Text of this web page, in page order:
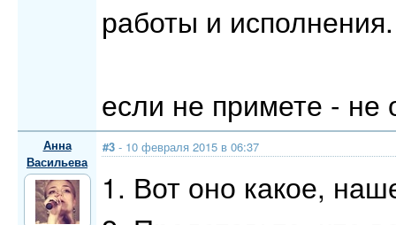
работы и исполнения.
если не примете - не
Анна
Васильева
#3 - 10 февраля 2015 в 06:37
1. Вот оно какое,